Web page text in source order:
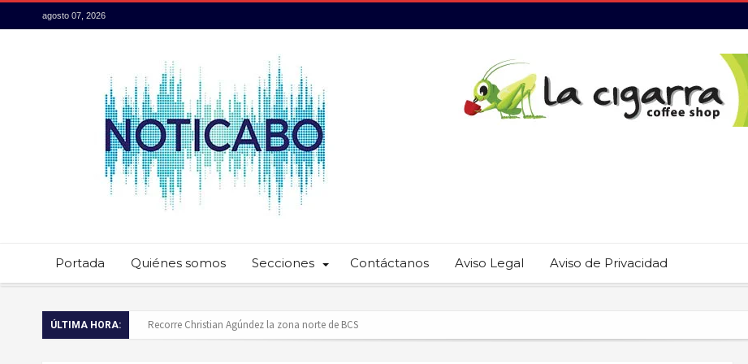
agosto 07, 2026
Portada Quiénes somos Secciones Contáctanos Aviso Legal Aviso de Privacidad
ÚLTIMA HORA: